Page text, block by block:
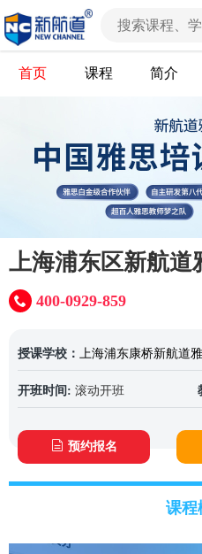
首页 课程 简介
上海浦东区新航道
400-0929-859
授课学校： 上海浦东康桥新航道
开班时间: 滚动开班
预约报名
课程